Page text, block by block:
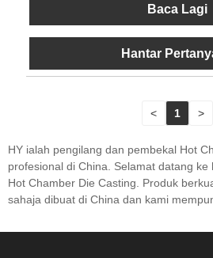
Baca Lagi
Hantar
< 1 >
HY ialah pengilang dan pembekal Hot
profesional di China. Selamat datang
Hot Chamber Die Casting. Produk
sahaja dibuat di China dan kami